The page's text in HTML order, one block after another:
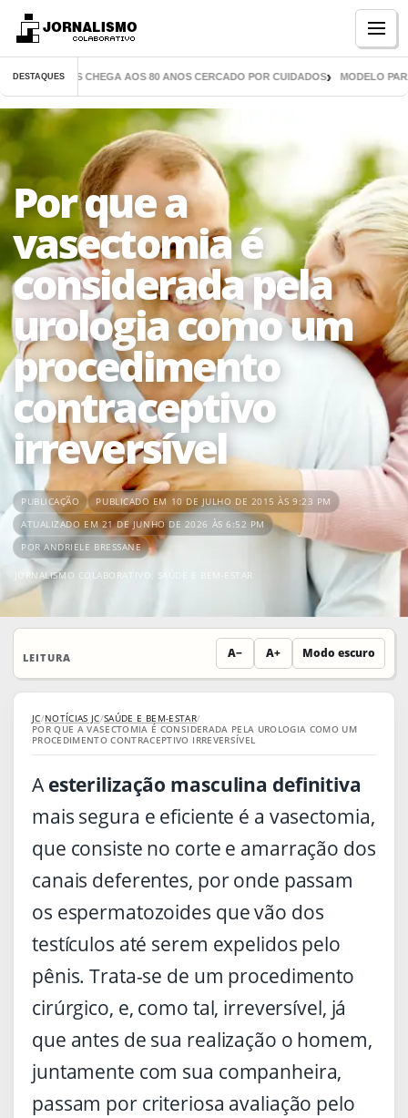
DESTAQUES
MIL LIVROS CHEGA AOS 80 ANOS CERCADO POR CUIDADOS MODELO
Por que a
vasectomia é
considerada pela
urologia como um
procedimento
contraceptivo
irreversível
PUBLICAÇÃO
PUBLICADO EM 10 DE JULHO DE 2015 ÀS 9:23 PM
ATUALIZADO EM 21 DE JUNHO DE 2026 ÀS 6:52 PM
POR ANDRIELE BRESSANE
JORNALISMO COLABORATIVO SAÚDE E BEM-ESTAR
LEITURA A− A+ Modo escuro
JC/NOTÍCIAS JC/SAÚDE E BEM-ESTAR/
POR QUE A VASECTOMIA É CONSIDERADA PELA UROLOGIA COMO UM
PROCEDIMENTO CONTRACEPTIVO IRREVERSÍVEL
Aesterilização masculina definitiva
mais segura e eficiente é a vasectomia,
que consiste no corte e amarração dos
canais deferentes, por onde passam
os espermatozoides que vão dos
testículos até serem expelidos pelo
pênis. Trata-se de um procedimento
cirúrgico, e, como tal, irreversível, já
que antes de sua realização o homem,
juntamente com sua companheira,
passam por criteriosa avaliação pelo